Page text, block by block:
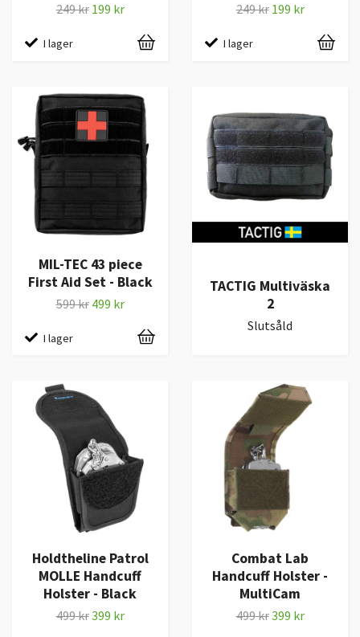
249 kr 199 kr
I lager
249 kr 199 kr
I lager
MIL-TEC 43 piece
First Aid Set - Black
599 kr 499 kr
I lager
TACTIG Multiväska
2
Slutsåld
Holdtheline Patrol
MOLLE Handcuff
Holster - Black
499 kr399 kr
Combat Lab
Handcuff Holster -
MultiCam
499 kr399 kr